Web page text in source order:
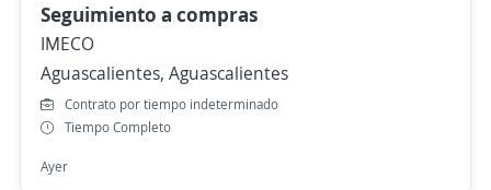
Seguimiento a compras
IMECO
Aguascalientes, Aguascalientes
Contrato por tiempo indeterminado
Tiempo Completo
Ayer